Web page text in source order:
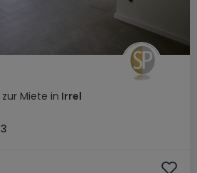
zur Miete in Irrel
3